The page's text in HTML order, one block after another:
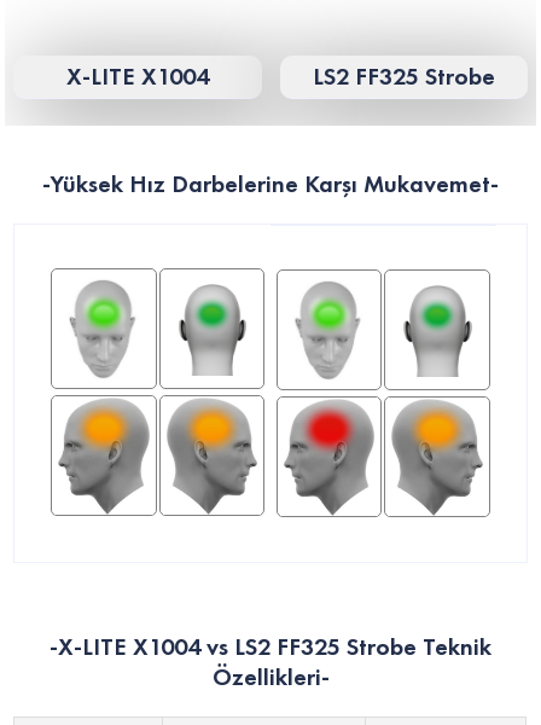
X-LITE X1004 LS2 FF325 Strobe
-Yüksek Hız Darbelerine Karşı Mukavemet-
-X-LITE X1004 vs LS2 FF325 Strobe Teknik
Özellikleri-